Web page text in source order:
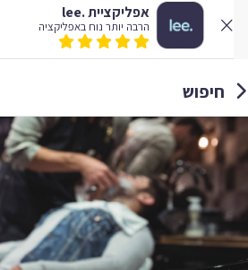
אפליקציית .lee
הרבה יותר נוח באפליקציה
חיפוש